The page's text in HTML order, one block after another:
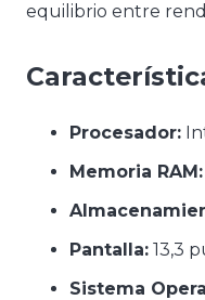
equilibrio entre
Procesador:
Memoria RAM:
Pantalla: 13,3
Sistema